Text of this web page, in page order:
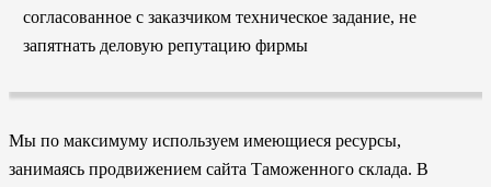
согласованное с заказчиком техническое задание, не
запятнать деловую репутацию фирмы
Мы по максимуму используем имеющиеся ресурсы,
занимаясь продвижением сайта Таможенного склада. В